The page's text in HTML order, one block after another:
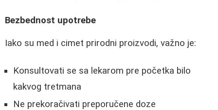
Bezbednost upotrebe
Iako su med i cimet prirodni proizvodi, važno je:
Konsultovati se sa lekarom pre početka bilo
kakvog tretmana
Ne prekoračivati preporučene doze